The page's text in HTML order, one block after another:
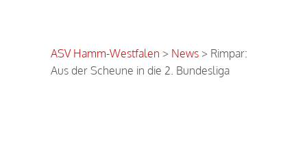
ASV Hamm-Westfalen > News > Rimpar:
Aus der Scheune in die 2. Bundesliga